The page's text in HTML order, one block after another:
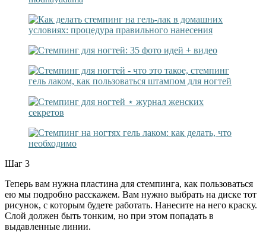
Шаг 3
Теперь вам нужна пластина для стемпинга, как пользоваться
ею мы подробно расскажем. Вам нужно выбрать на диске тот
рисунок, с которым будете работать. Нанесите на него краску.
Слой должен быть тонким, но при этом попадать в
выдавленные линии.